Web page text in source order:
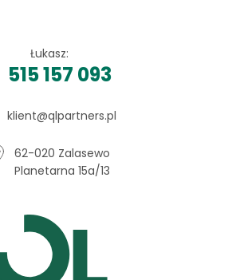
Łukasz:
515 157 093
klient@qlpartners.pl
62-020 Zalasewo
Planetarna 15a/13